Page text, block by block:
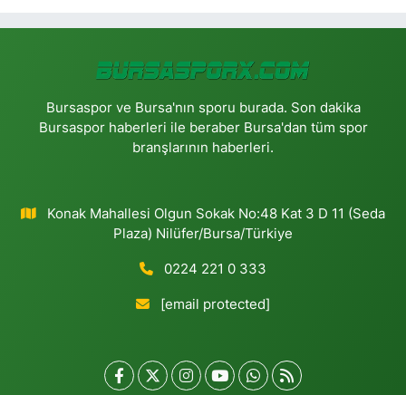
Bursaspor ve Bursa'nın sporu burada. Son dakika
Bursaspor haberleri ile beraber Bursa'dan tüm spor
branşlarının haberleri.
Konak Mahallesi Olgun Sokak No:48 Kat 3 D 11 (Seda
Plaza) Nilüfer/Bursa/Türkiye
0224 221 0 333
[email protected]